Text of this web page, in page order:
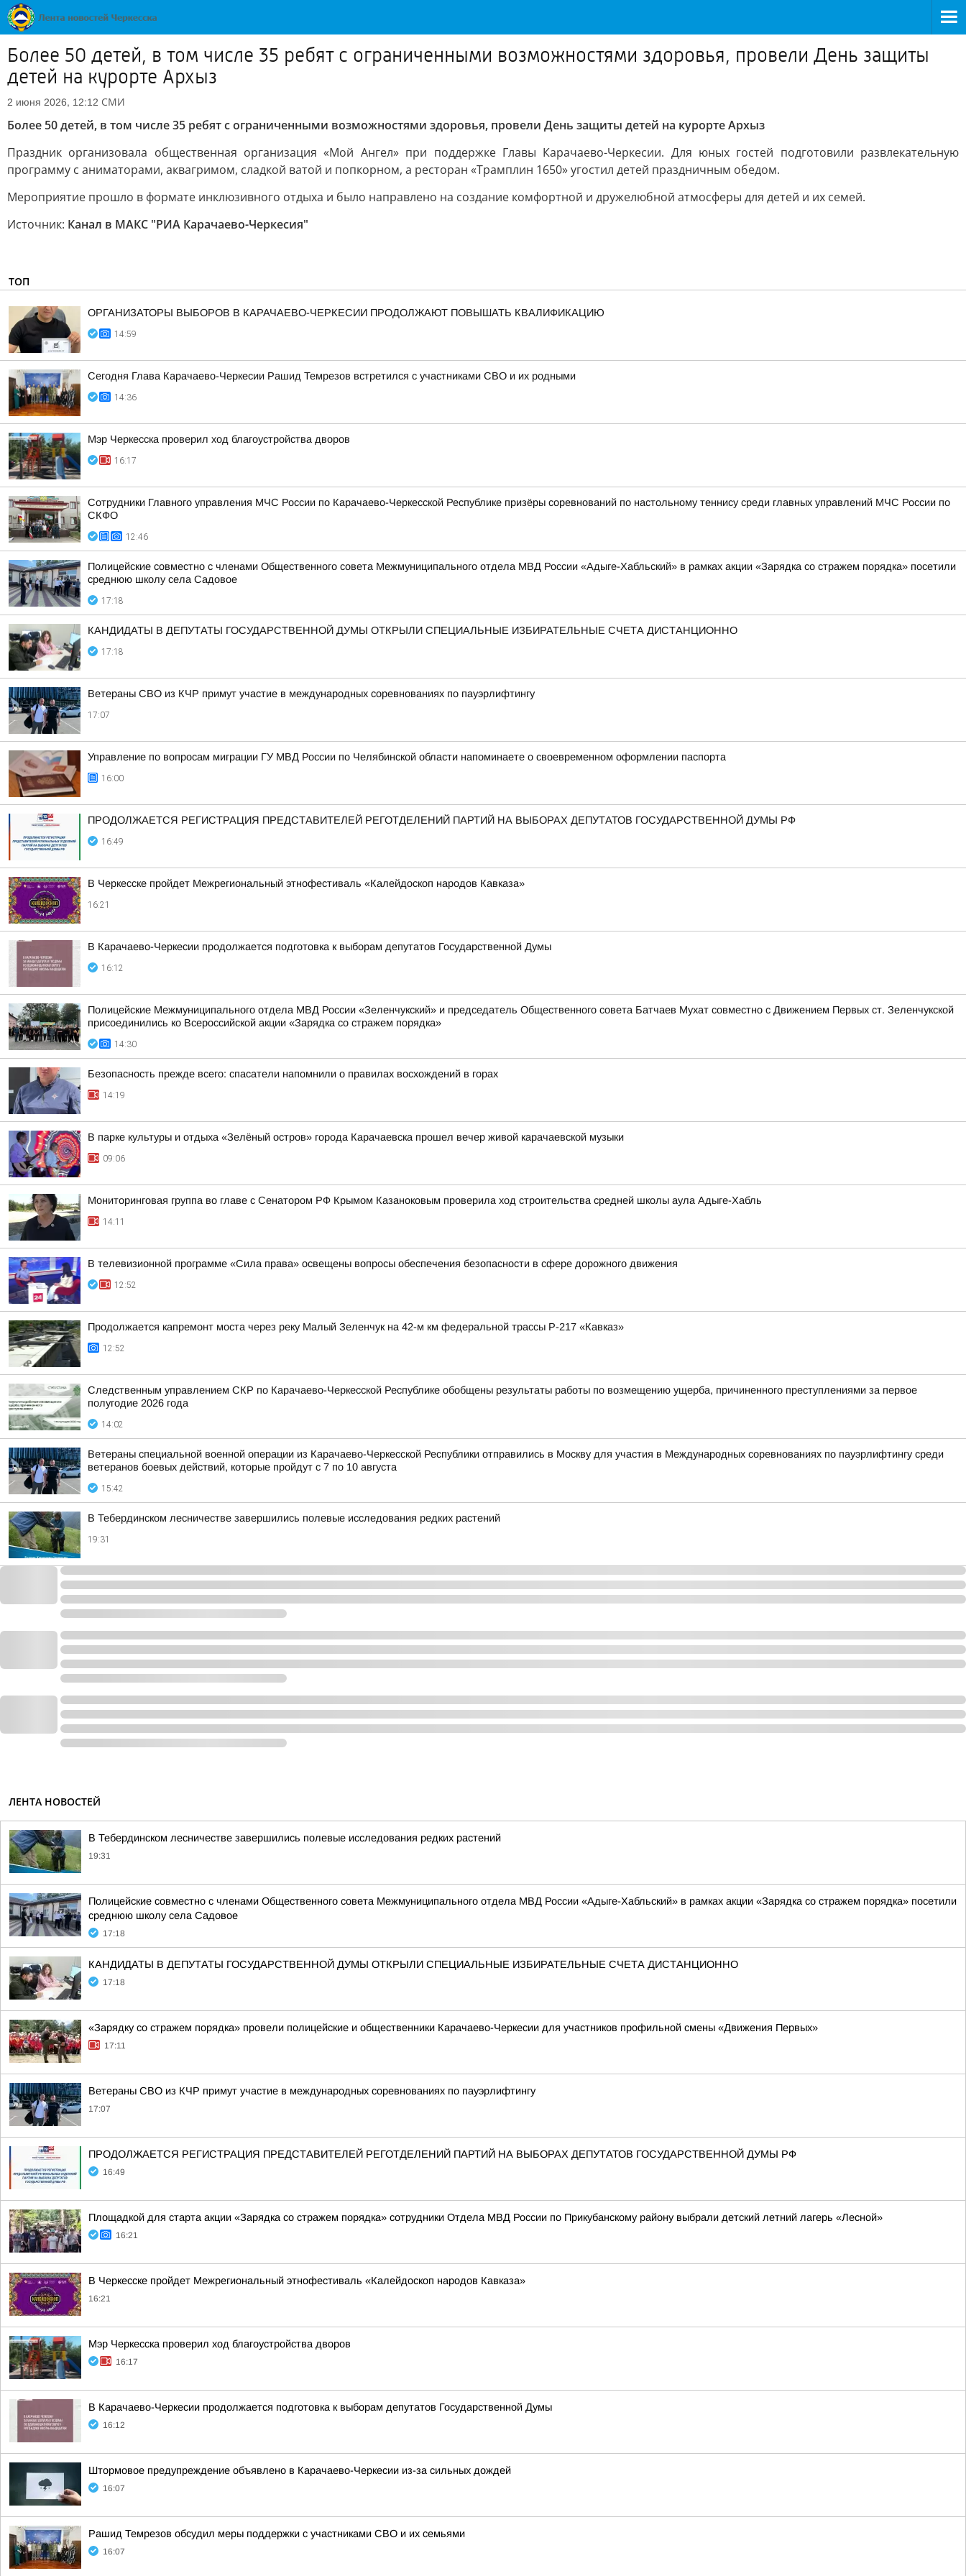
Более 50 детей, в том числе 35 ребят с ограниченными возможностями здоровья, провели День защиты
детей на курорте Архыз
2 июня 2026, 12:12 СМИ
Более 50 детей, в том числе 35 ребят с ограниченными возможностями здоровья, провели День защиты детей на курорте Архыз
Праздник организовала общественная организация «Мой Ангел» при поддержке Главы Карачаево-Черкесии. Для юных гостей подготовили развлекательную
программу с аниматорами, аквагримом, сладкой ватой и попкорном, а ресторан «Трамплин 1650» угостил детей праздничным обедом.
Мероприятие прошло в формате инклюзивного отдыха и было направлено на создание комфортной и дружелюбной атмосферы для детей и их семей.
Источник: Канал в МАКС "РИА Карачаево-Черкесия"
ТОП
ОРГАНИЗАТОРЫ ВЫБОРОВ В КАРАЧАЕВО-ЧЕРКЕСИИ ПРОДОЛЖАЮТ ПОВЫШАТЬ КВАЛИФИКАЦИЮ
14:59
Сегодня Глава Карачаево-Черкесии Рашид Темрезов встретился с участниками СВО и их родными
14:36
Мэр Черкесска проверил ход благоустройства дворов
16:17
Сотрудники Главного управления МЧС России по Карачаево-Черкесской Республике призёры соревнований по настольному теннису среди главных управлений МЧС России по
СКФО
12:46
Полицейские совместно с членами Общественного совета Межмуниципального отдела МВД России «Адыге-Хабльский» в рамках акции «Зарядка со стражем порядка» посетили
среднюю школу села Садовое
17:18
КАНДИДАТЫ В ДЕПУТАТЫ ГОСУДАРСТВЕННОЙ ДУМЫ ОТКРЫЛИ СПЕЦИАЛЬНЫЕ ИЗБИРАТЕЛЬНЫЕ СЧЕТА ДИСТАНЦИОННО
17:18
Ветераны СВО из КЧР примут участие в международных соревнованиях по пауэрлифтингу
17:07
Управление по вопросам миграции ГУ МВД России по Челябинской области напоминаете о своевременном оформлении паспорта
16:00
ПРОДОЛЖАЕТСЯ РЕГИСТРАЦИЯ ПРЕДСТАВИТЕЛЕЙ РЕГОТДЕЛЕНИЙ ПАРТИЙ НА ВЫБОРАХ ДЕПУТАТОВ ГОСУДАРСТВЕННОЙ ДУМЫ РФ
16:49
В Черкесске пройдет Межрегиональный этнофестиваль «Калейдоскоп народов Кавказа»
16:21
В Карачаево-Черкесии продолжается подготовка к выборам депутатов Государственной Думы
16:12
Полицейские Межмуниципального отдела МВД России «Зеленчукский» и председатель Общественного совета Батчаев Мухат совместно с Движением Первых ст. Зеленчукской
присоединились ко Всероссийской акции «Зарядка со стражем порядка»
14:30
Безопасность прежде всего: спасатели напомнили о правилах восхождений в горах
14:19
В парке культуры и отдыха «Зелёный остров» города Карачаевска прошел вечер живой карачаевской музыки
09:06
Мониторинговая группа во главе с Сенатором РФ Крымом Казаноковым проверила ход строительства средней школы аула Адыге-Хабль
14:11
В телевизионной программе «Сила права» освещены вопросы обеспечения безопасности в сфере дорожного движения
12:52
Продолжается капремонт моста через реку Малый Зеленчук на 42-м км федеральной трассы Р-217 «Кавказ»
12:52
Следственным управлением СКР по Карачаево-Черкесской Республике обобщены результаты работы по возмещению ущерба, причиненного преступлениями за первое
полугодие 2026 года
14:02
Ветераны специальной военной операции из Карачаево-Черкесской Республики отправились в Москву для участия в Международных соревнованиях по пауэрлифтингу среди
ветеранов боевых действий, которые пройдут с 7 по 10 августа
15:42
В Тебердинском лесничестве завершились полевые исследования редких растений
19:31
ЛЕНТА НОВОСТЕЙ
В Тебердинском лесничестве завершились полевые исследования редких растений
19:31
Полицейские совместно с членами Общественного совета Межмуниципального отдела МВД России «Адыге-Хабльский» в рамках акции «Зарядка со стражем порядка» посетили
среднюю школу села Садовое
17:18
КАНДИДАТЫ В ДЕПУТАТЫ ГОСУДАРСТВЕННОЙ ДУМЫ ОТКРЫЛИ СПЕЦИАЛЬНЫЕ ИЗБИРАТЕЛЬНЫЕ СЧЕТА ДИСТАНЦИОННО
17:18
«Зарядку со стражем порядка» провели полицейские и общественники Карачаево-Черкесии для участников профильной смены «Движения Первых»
17:11
Ветераны СВО из КЧР примут участие в международных соревнованиях по пауэрлифтингу
17:07
ПРОДОЛЖАЕТСЯ РЕГИСТРАЦИЯ ПРЕДСТАВИТЕЛЕЙ РЕГОТДЕЛЕНИЙ ПАРТИЙ НА ВЫБОРАХ ДЕПУТАТОВ ГОСУДАРСТВЕННОЙ ДУМЫ РФ
16:49
Площадкой для старта акции «Зарядка со стражем порядка» сотрудники Отдела МВД России по Прикубанскому району выбрали детский летний лагерь «Лесной»
16:21
В Черкесске пройдет Межрегиональный этнофестиваль «Калейдоскоп народов Кавказа»
16:21
Мэр Черкесска проверил ход благоустройства дворов
16:17
В Карачаево-Черкесии продолжается подготовка к выборам депутатов Государственной Думы
16:12
Штормовое предупреждение объявлено в Карачаево-Черкесии из-за сильных дождей
16:07
Рашид Темрезов обсудил меры поддержки с участниками СВО и их семьями
16:07